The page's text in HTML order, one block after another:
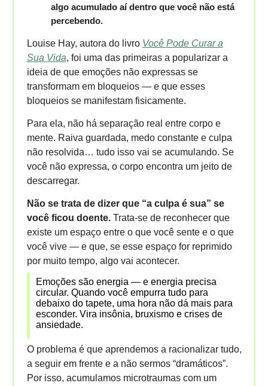
algo acumulado aí dentro que você não está
percebendo.
Louise Hay, autora do livro Você Pode Curar a
Sua Vida, foi uma das primeiras a popularizar a
ideia de que emoções não expressas se
transformam em bloqueios — e que esses
bloqueios se manifestam fisicamente.
Para ela, não há separação real entre corpo e
mente. Raiva guardada, medo constante e culpa
não resolvida… tudo isso vai se acumulando. Se
você não expressa, o corpo encontra um jeito de
descarregar.
Não se trata de dizer que “a culpa é sua” se
você ficou doente.Trata-se de reconhecer que
existe um espaço entre o que você sente e o que
você vive — e que, se esse espaço for reprimido
por muito tempo, algo vai acontecer.
Emoções são energia — e energia precisa
circular. Quando você empurra tudo para
debaixo do tapete, uma hora não dá mais para
esconder. Vira insônia, bruxismo e crises de
ansiedade.
O problema é que aprendemos a racionalizar tudo,
a seguir em frente e a não sermos “dramáticos”.
Por isso, acumulamos microtraumas com um